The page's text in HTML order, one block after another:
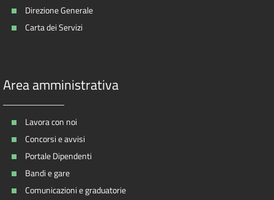
Direzione Generale
Carta dei Servizi
Area amministrativa
Lavora con noi
Concorsi e avvisi
Portale Dipendenti
Bandi e gare
Comunicazioni e graduatorie